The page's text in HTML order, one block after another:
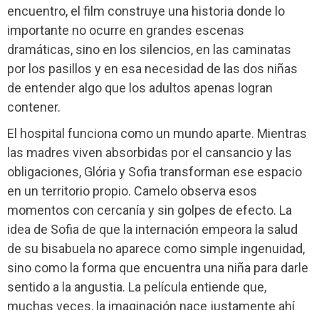
encuentro, el film construye una historia donde lo
importante no ocurre en grandes escenas
dramáticas, sino en los silencios, en las caminatas
por los pasillos y en esa necesidad de las dos niñas
de entender algo que los adultos apenas logran
contener.
El hospital funciona como un mundo aparte. Mientras
las madres viven absorbidas por el cansancio y las
obligaciones, Glória y Sofia transforman ese espacio
en un territorio propio. Camelo observa esos
momentos con cercanía y sin golpes de efecto. La
idea de Sofia de que la internación empeora la salud
de su bisabuela no aparece como simple ingenuidad,
sino como la forma que encuentra una niña para darle
sentido a la angustia. La película entiende que,
muchas veces, la imaginación nace justamente ahí